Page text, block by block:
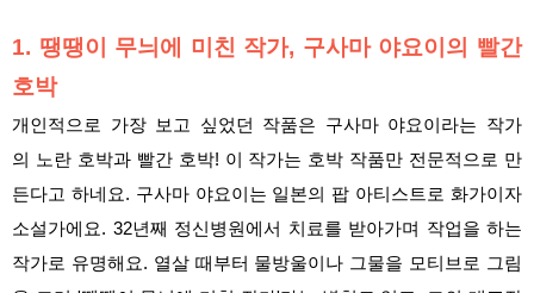
1. 땡땡이 무늬에 미친 작가, 구사마 야요이의 빨간
호박
개인적으로 가장 보고 싶었던 작품은 구사마 야요이라는 작가
의 노란 호박과 빨간 호박! 이 작가는 호박 작품만 전문적으로 만
든다고 하네요. 구사마 야요이는 일본의 팝 아티스트로 화가이자
소설가에요. 32년째 정신병원에서 치료를 받아가며 작업을 하는
작가로 유명해요. 열살 때부터 물방울이나 그물을 모티브로 그림